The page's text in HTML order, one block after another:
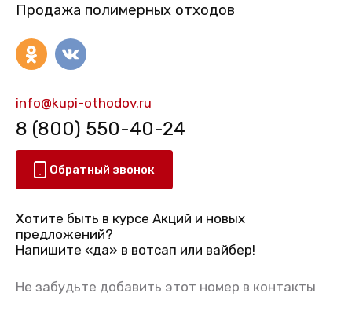
Продажа полимерных отходов
info@kupi-othodov.ru
8 (800) 550-40-24
Обратный звонок
Хотите быть в курсе Акций и новых
предложений?
Напишите «да» в вотсап или вайбер!
Не забудьте добавить этот номер в контакты